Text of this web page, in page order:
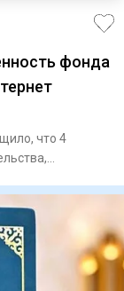
фонда
что 4